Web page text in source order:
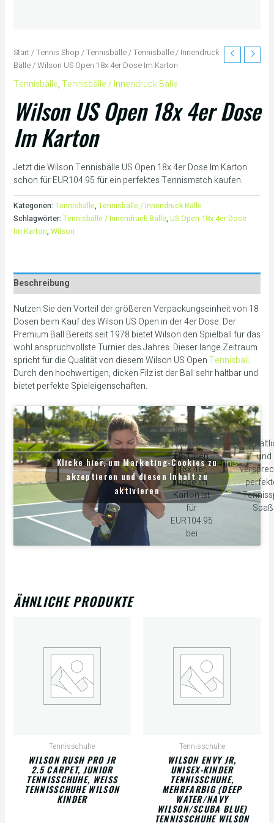
Start/Tennis Shop /Tennisbälle/Tennisbälle / Innendruck
Bälle/ Wilson US Open 18x 4er Dose Im Karton
Tennisbälle,Tennisbälle / Innendruck Bälle
Wilson US Open 18x 4er Dose
Im Karton
Jetzt die Wilson Tennisbälle US Open 18x 4er Dose Im Karton
schon für EUR104.95 für ein perfektes Tennismatch kaufen.
Kategorien: Tennisbälle, Tennisbälle / Innendruck Bälle
Schlagwörter: Tennisbälle / Innendruck Bälle, US Open 18x 4er Dose
Im Karton, Wilson
Beschreibung
Nutzen Sie den Vorteil der größeren Verpackungseinheit von 18
Dosen beim Kauf des Wilson US Open in der 4er Dose. Der
Premium Ball.Bereits seit 1978 bietet Wilson den Spielball für das
wohl anspruchvollste Turnier des Jahres. Dieser lange Zeitraum
spricht für die Qualität von diesem Wilson US OpenTennisball.
Durch den hochwertigen, dicken Filz ist der Ball sehr haltbar und
bietet perfekte Spieleigenschaften.
Die Wilson
Tennisbälle
US Open
18x 4er
Dose Im
Karton ist
für
EUR104.95
bei
tennis-
point
DE
und
Klicke hier, um Marketing-Cookies zu
akzeptieren und diesen Inhalt zu
aktivieren
ÄHNLICHE PRODUKTE
Tennisschuhe
WILSON RUSH PRO JR
2.5 CARPET, JUNIOR
TENNISSCHUHE, WEISS T
ENNISSCHUHE WILSON K
INDER
Tennisschuhe
WILSON ENVY JR,
UNISEX-KINDER
TENNISSCHUHE,
MEHRFARBIG (DEEP
WATER/NAVY
WILSON/SCUBA BLUE)
TENNISSCHUHE WILSON